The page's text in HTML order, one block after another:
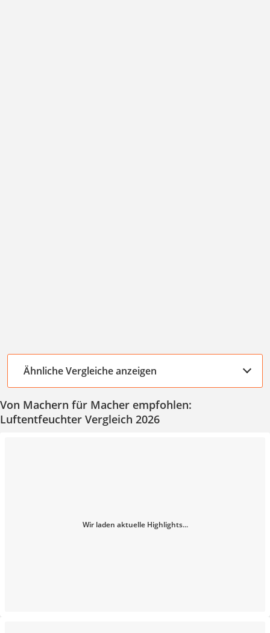
Ähnliche Vergleiche anzeigen
Von Machern für Macher empfohlen:
Luftentfeuchter Vergleich 2026
Wir laden aktuelle Highlights...